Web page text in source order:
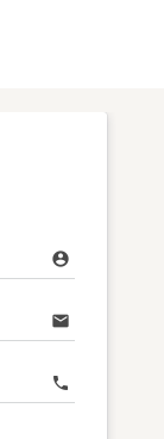
account_circle
email
call